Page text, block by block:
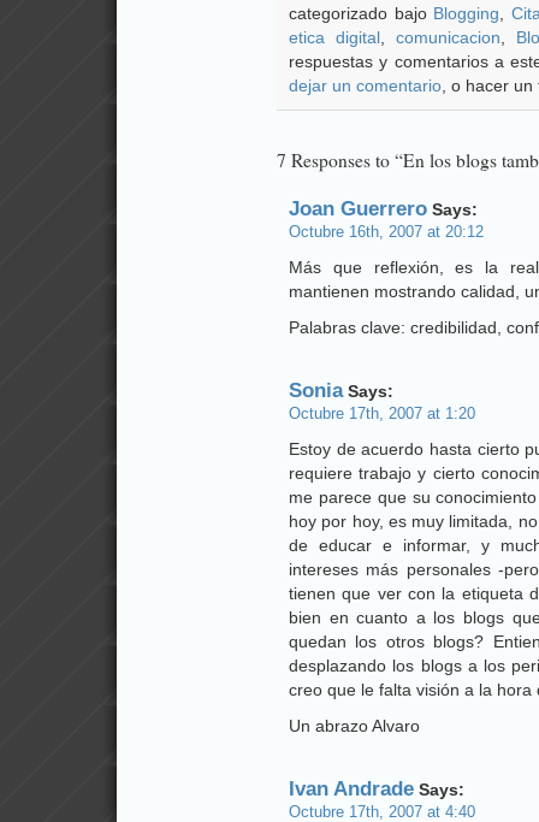
categorizado bajo Blogging ,
etica digital
comunicacion
respuestas y comentarios a
dejar un comentario , o hacer
7 Responses to “En los blogs
Joan Guerrero Says:
Octubre 16th, 2007 at 20:12
Más que reflexión, es la
mantienen mostrando calidad,
Palabras clave: credibilidad,
SoniaSays:
Octubre 17th, 2007 at 1:20
Estoy de acuerdo hasta cierto
requiere trabajo y cierto
me parece que su
hoy por hoy, es muy limitada,
de educar e informar, y
intereses más personales -
tienen que ver con la etiqueta
bien en cuanto a los blogs
quedan los otros blogs?
desplazando los blogs a los
creo que le falta visión a la hora
Un abrazo Alvaro
Ivan Andrade Says:
Octubre 17th, 2007 at 4:40